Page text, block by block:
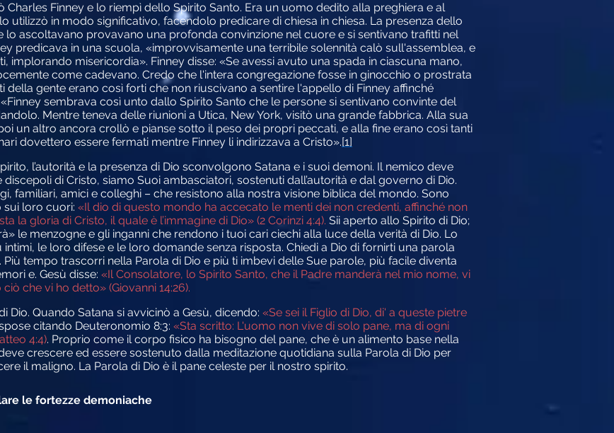
Charles Finney e lo riempì dello Spirito Santo. Era un uomo dedito alla preghiera e al
utilizzò in modo significativo, facendolo predicare di chiesa in chiesa. La presenza dello
ascoltavano provavano una profonda convinzione nel cuore e si sentivano trafitti nel
predicava in una scuola, «improvvisamente una terribile solennità calò sull'assemblea, e
implorando misericordia». Finney disse: «Se avessi avuto una spada in ciascuna mano,
come cadevano. Credo che l'intera congregazione fosse in ginocchio o prostrata
della gente erano così forti che non riuscivano a sentire l'appello di Finney affinché
sembrava così unto dallo Spirito Santo che le persone si sentivano convinte del
Mentre teneva delle riunioni a Utica, New York, visitò una grande fabbrica. Alla sua
un altro ancora crollò e pianse sotto il peso dei propri peccati, e alla fine erano così tanti
dovettero essere fermati mentre Finney li indirizzava a Cristo».[1]
l’autorità e la presenza di Dio sconvolgono Satana e i suoi demoni. Il nemico deve
discepoli di Cristo, siamo Suoi ambasciatori, sostenuti dall’autorità e dal governo di Dio.
familiari, amici e colleghi – che resistono alla nostra visione biblica del mondo. Sono
sui loro cuori: «Il dio di questo mondo ha accecato le menti dei non credenti, affinché non
la gloria di Cristo, il quale è l’immagine di Dio» (2 Corinzi 4:4). Sii aperto allo Spirito di Dio;
le menzogne e gli inganni che rendono i tuoi cari ciechi alla luce della verità di Dio. Lo
le loro difese e le loro domande senza risposta. Chiedi a Dio di fornirti una parola
tempo trascorri nella Parola di Dio e più ti imbevi delle Sue parole, più facile diventa
e. Gesù disse: «Il Consolatore, lo Spirito Santo, che il Padre manderà nel mio nome, vi
che vi ho detto» (Giovanni 14:26).
Dio. Quando Satana si avvicinò a Gesù, dicendo: «Se sei il Figlio di Dio, di' a queste pietre
citando Deuteronomio 8:3: «Sta scritto: L'uomo non vive di solo pane, ma di ogni
4:4). Proprio come il corpo fisico ha bisogno del pane, che è un alimento base nella
crescere ed essere sostenuto dalla meditazione quotidiana sulla Parola di Dio per
il maligno. La Parola di Dio è il pane celeste per il nostro spirito.
le fortezze demoniache